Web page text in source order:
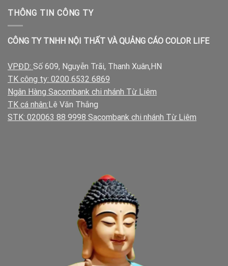
THÔNG TIN CÔNG TY
CÔNG TY TNHH NỘI THẤT VÀ QUẢNG CÁO COLOR LIFE
VPĐD: Số 609, Nguyễn Trãi, Thanh Xuân,HN
TK công ty: 0200 6532 6869
Ngân Hàng Sacombank chi nhánh Từ Liêm
TK cá nhân:Lê Văn Thắng
STK: 020063 88 9998 Sacombank chi nhánh Từ Liêm